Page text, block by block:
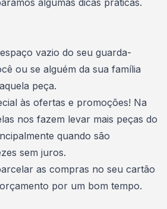
algumas dicas práticas.
vazio do seu guarda-
ou se alguém da sua família
peça.
às ofertas e promoções! Na
nos fazem levar mais peças do
quando são
sem juros.
as compras no seu cartão
por um bom tempo.